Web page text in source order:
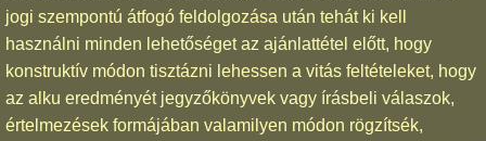
jogi szempontú átfogó feldolgozása után tehát ki kell
használni minden lehetőséget az ajánlattétel előtt, hogy
konstruktív módon tisztázni lehessen a vitás feltételeket, hogy
az alku eredményét jegyzőkönyvek vagy írásbeli válaszok,
értelmezések formájában valamilyen módon rögzítsék,